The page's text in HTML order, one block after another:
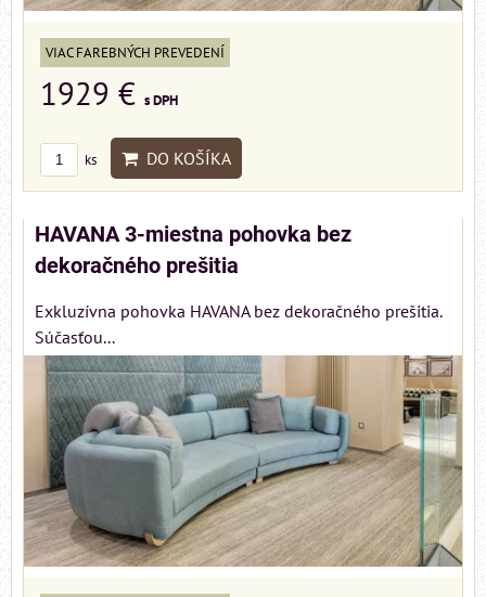
VIAC FAREBNÝCH PREVEDENÍ
1929 € s DPH
ks DO KOŠÍKA
HAVANA 3-miestna pohovka bez
dekoračného prešitia
Exkluzívna pohovka HAVANA bez dekoračného prešitia.
Súčasťou...